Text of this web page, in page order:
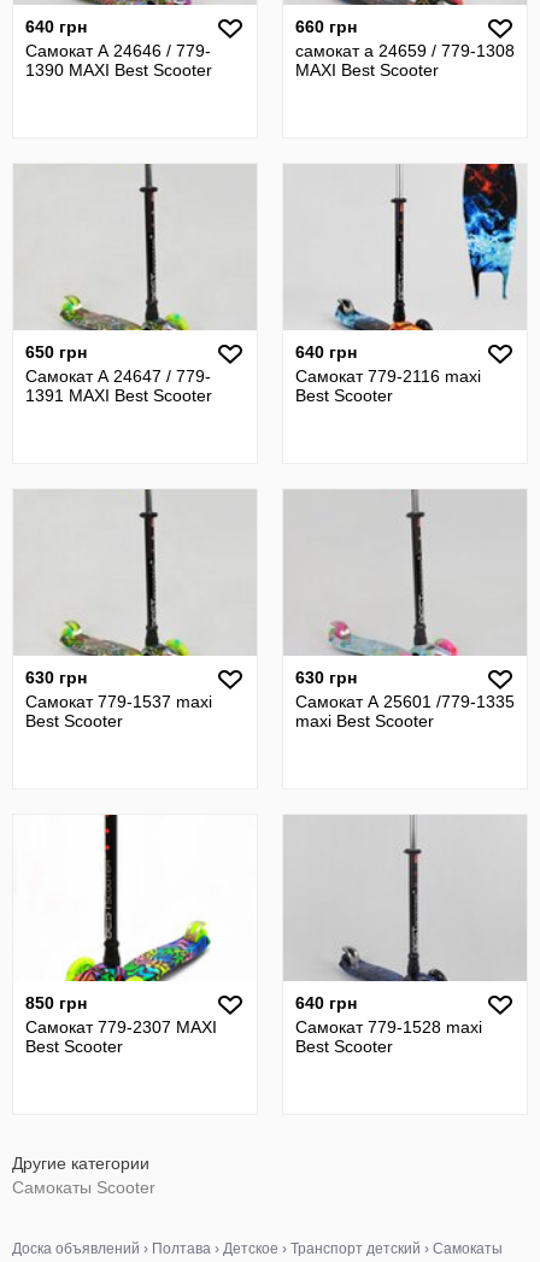
640 грн
Самокат А 24646 / 779-
1390 MAXI Best Scooter
660 грн
самокат а 24659 / 779-1308
MAXI Best Scooter
650 грн
Самокат А 24647 / 779-
1391 MAXI Best Scooter
640 грн
Самокат 779-2116 maxi
Best Scooter
630 грн
Самокат 779-1537 maxi
Best Scooter
630 грн
Самокат А 25601 /779-1335
maxi Best Scooter
850 грн
Самокат 779-2307 MAXI
Best Scooter
640 грн
Самокат 779-1528 maxi
Best Scooter
Другие категории
Самокаты Scooter
Доска объявлений › Полтава › Детское › Транспорт детский › Самокаты